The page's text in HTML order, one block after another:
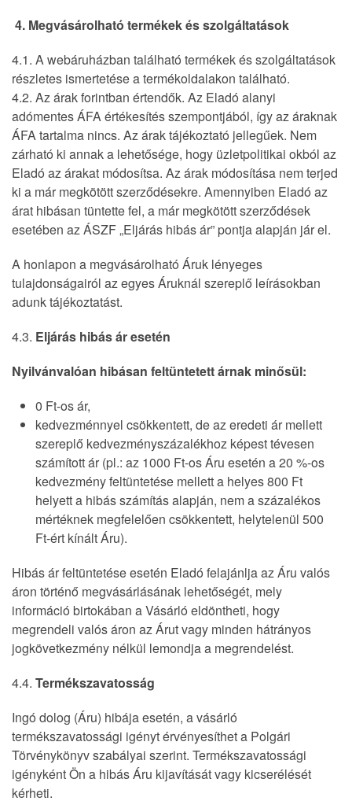
4. Megvásárolható termékek és szolgáltatások
4.1. A webáruházban található termékek és szolgáltatások
részletes ismertetése a termékoldalakon található.
4.2. Az árak forintban értendők. Az Eladó alanyi
adómentes ÁFA értékesítés szempontjából, így az áraknak
ÁFA tartalma nincs. Az árak tájékoztató jellegűek. Nem
zárható ki annak a lehetősége, hogy üzletpolitikai okból az
Eladó az árakat módosítsa. Az árak módosítása nem terjed
ki a már megkötött szerződésekre. Amennyiben Eladó az
árat hibásan tüntette fel, a már megkötött szerződések
esetében az ÁSZF „Eljárás hibás ár” pontja alapján jár el.
A honlapon a megvásárolható Áruk lényeges
tulajdonságairól az egyes Áruknál szereplő leírásokban
adunk tájékoztatást.
4.3. Eljárás hibás ár esetén
Nyilvánvalóan hibásan feltüntetett árnak minősül:
0 Ft-os ár,
kedvezménnyel csökkentett, de az eredeti ár mellett
szereplő kedvezményszázalékhoz képest tévesen
számított ár (pl.: az 1000 Ft-os Áru esetén a 20 %-os
kedvezmény feltüntetése mellett a helyes 800 Ft
helyett a hibás számítás alapján, nem a százalékos
mértéknek megfelelően csökkentett, helytelenül 500
Ft-ért kínált Áru).
Hibás ár feltüntetése esetén Eladó felajánlja az Áru valós
áron történő megvásárlásának lehetőségét, mely
információ birtokában a Vásárló eldöntheti, hogy
megrendeli valós áron az Árut vagy minden hátrányos
jogkövetkezmény nélkül lemondja a megrendelést.
4.4. Termékszavatosság
Ingó dolog (Áru) hibája esetén, a vásárló
termékszavatossági igényt érvényesíthet a Polgári
Törvénykönyv szabályai szerint. Termékszavatossági
igényként Ön a hibás Áru kijavítását vagy kicserélését
kérheti.